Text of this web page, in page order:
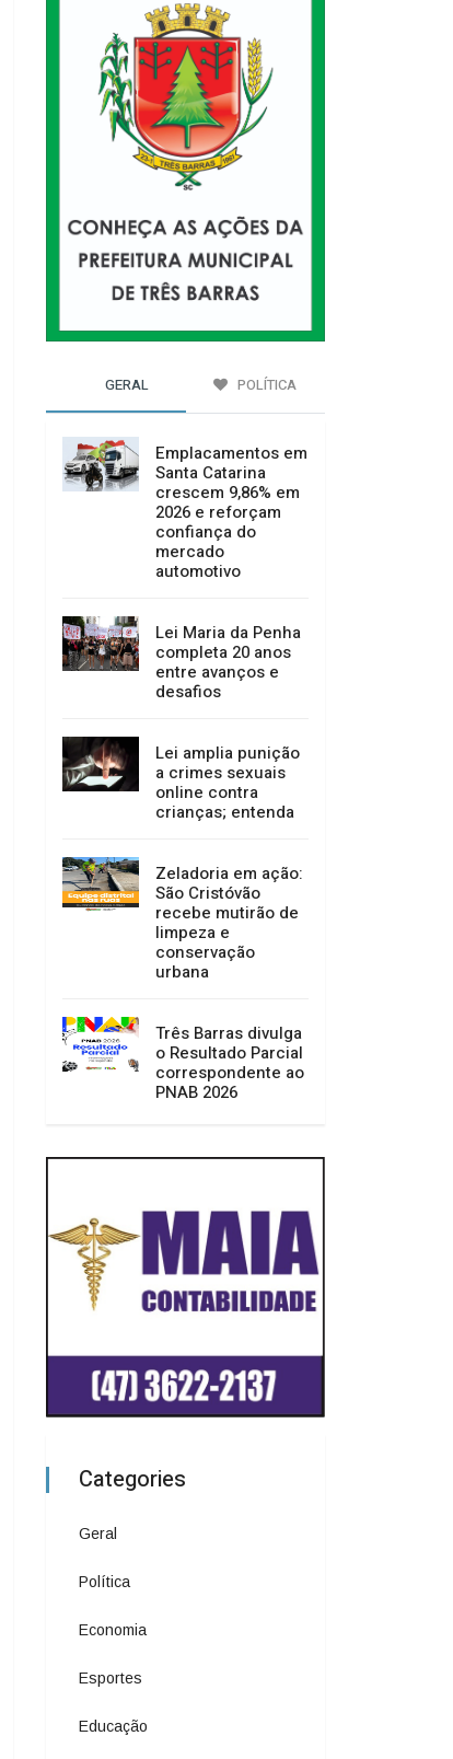
GERAL POLÍTICA
Emplacamentos em
Santa Catarina
crescem 9,86% em
2026 e reforçam
confiança do
mercado
automotivo
Lei Maria da Penha
completa 20 anos
entre avanços e
desafios
Lei amplia punição
a crimes sexuais
online contra
crianças; entenda
Zeladoria em ação:
São Cristóvão
recebe mutirão de
limpeza e
conservação
urbana
Três Barras divulga
o Resultado Parcial
correspondente ao
PNAB 2026
Categories
Geral
Política
Economia
Esportes
Educação